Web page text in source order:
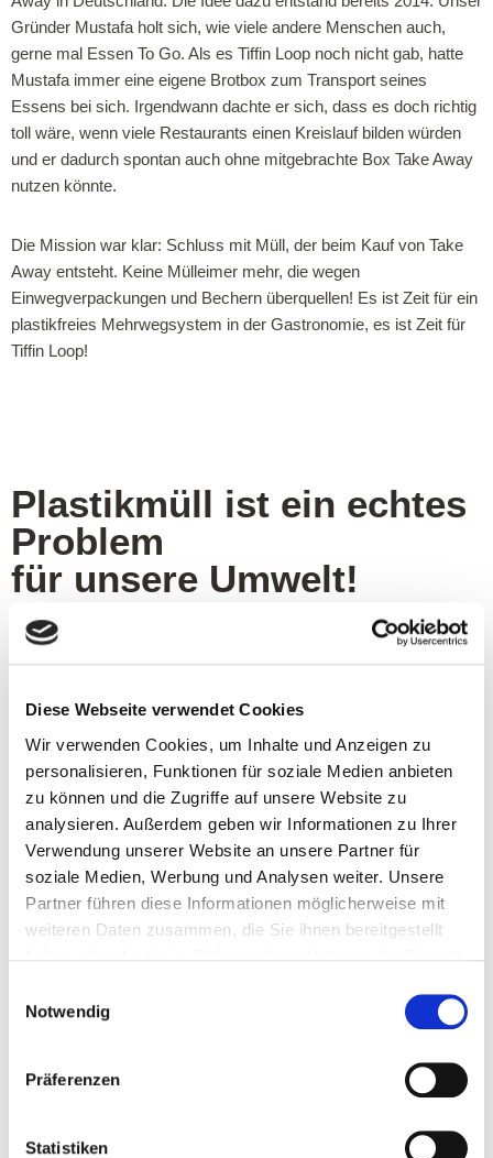
Diese Webseite verwendet Cookies
Wir verwenden Cookies, um Inhalte und Anzeigen zu
personalisieren, Funktionen für soziale Medien anbieten
zu können und die Zugriffe auf unsere Website zu
analysieren. Außerdem geben wir Informationen zu Ihrer
Verwendung unserer Website an unsere Partner für
soziale Medien, Werbung und Analysen weiter. Unsere
Partner führen diese Informationen möglicherweise mit
weiteren Daten zusammen, die Sie ihnen bereitgestellt
Notwendig
Präferenzen
Statistiken
Gründer Mustafa holt sich, wie viele andere Menschen auch,
gerne mal Essen To Go. Als es Tiffin Loop noch nicht gab, hatte
Mustafa immer eine eigene Brotbox zum Transport seines
Essens bei sich. Irgendwann dachte er sich, dass es doch richtig
toll wäre, wenn viele Restaurants einen Kreislauf bilden würden
und er dadurch spontan auch ohne mitgebrachte Box Take Away
nutzen könnte.
Die Mission war klar: Schluss mit Müll, der beim Kauf von Take
Away entsteht. Keine Mülleimer mehr, die wegen
Einwegverpackungen und Bechern überquellen! Es ist Zeit für ein
plastikfreies Mehrwegsystem in der Gastronomie, es ist Zeit für
Tiffin Loop!
Plastikmüll ist ein echtes
Problem
für unsere Um‍welt!
0t
Plastikmüll entstehen
jedes Jahr in Europa
0%